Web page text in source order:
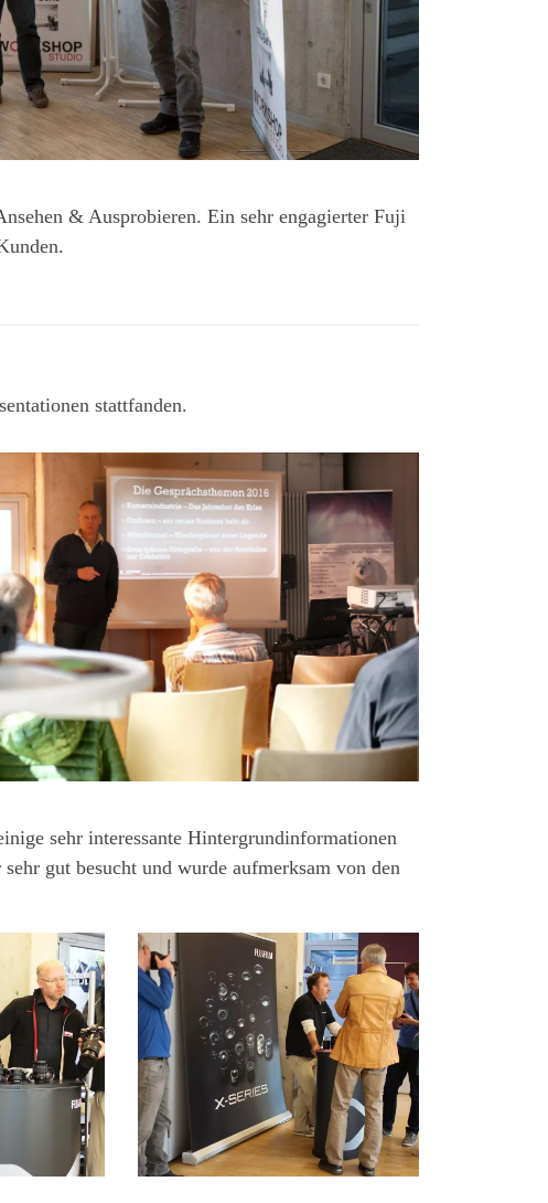
& Ausprobieren. Ein sehr engagierter Fuji
stattfanden.
sehr interessante Hintergrundinformationen
gut besucht und wurde aufmerksam von den